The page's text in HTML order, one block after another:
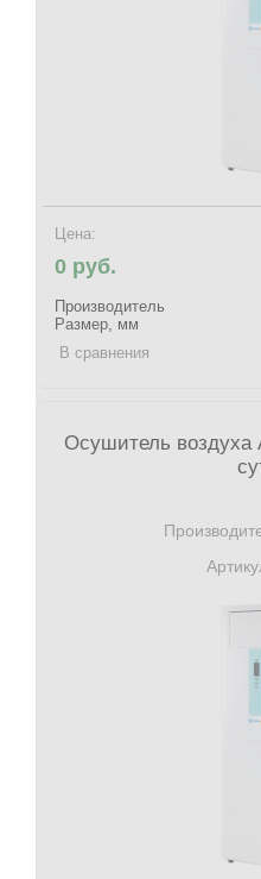
Цена:
0 руб.
Производитель
Размер, мм
В сравнения
Осушитель воздуха